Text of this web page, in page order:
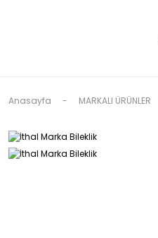
Anasayfa MARKALI ÜRÜNLER